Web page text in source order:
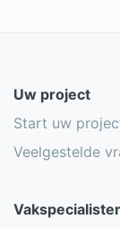
Uw project
Start uw
Veelgestelde